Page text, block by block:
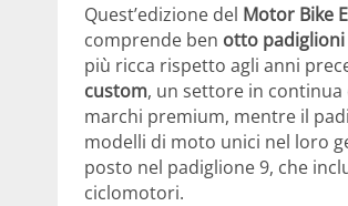
Quest’edizione del Motor Bike
comprende ben otto padiglioni
più ricca rispetto agli anni
custom, un settore in
marchi premium, mentre il
modelli di moto unici nel loro
posto nel padiglione 9, che
ciclomotori.